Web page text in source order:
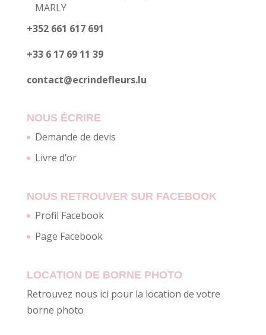
MARLY
+352 661 617 691
+33 6 17 69 11 39
contact@ecrindefleurs.lu
NOUS ÉCRIRE
Demande de devis
Livre d’or
NOUS RETROUVER SUR FACEBOOK
Profil Facebook
Page Facebook
LOCATION DE BORNE PHOTO
Retrouvez nous ici pour la location de votre
borne photo